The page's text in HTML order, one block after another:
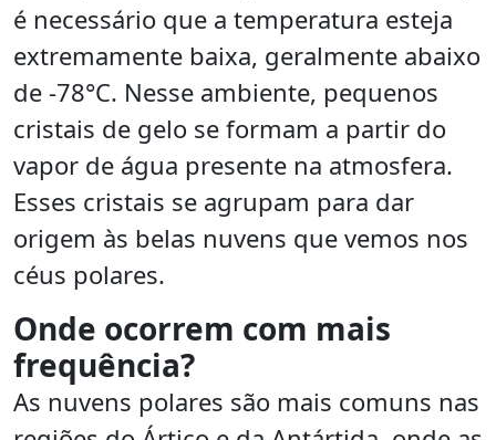
é necessário que a temperatura esteja
extremamente baixa, geralmente abaixo
de -78°C. Nesse ambiente, pequenos
cristais de gelo se formam a partir do
vapor de água presente na atmosfera.
Esses cristais se agrupam para dar
origem às belas nuvens que vemos nos
céus polares.
Onde ocorrem com mais
frequência?
As nuvens polares são mais comuns nas